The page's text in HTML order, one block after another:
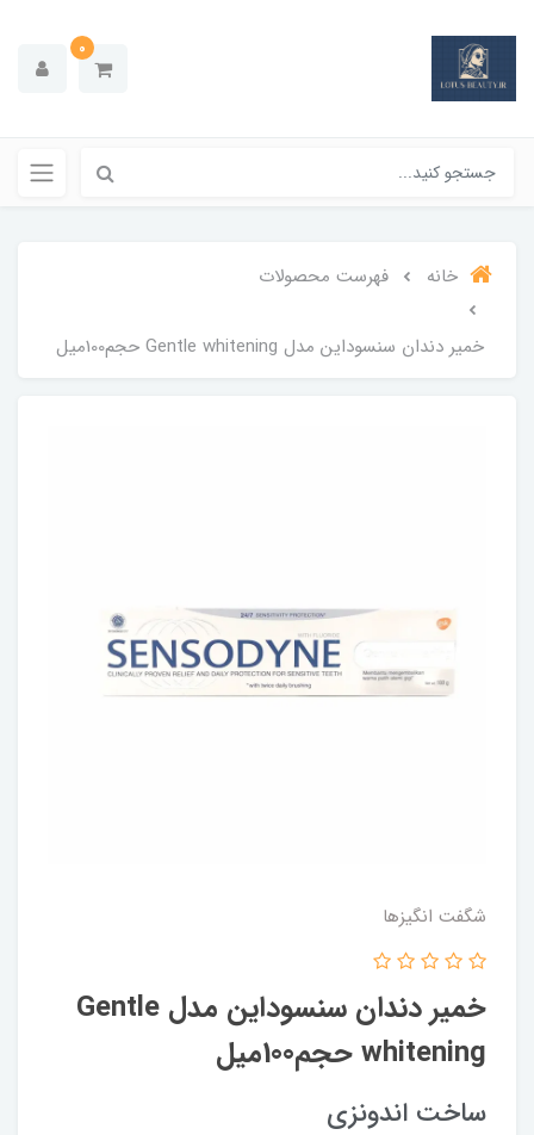
0
خانه فهرست محصولات
خمیر دندان سنسوداین مدل Gentle whitening حجم100میل
شگفت انگيزها
خمیر دندان سنسوداین مدل Gentle
whitening حجم100میل
ساخت اندونزی